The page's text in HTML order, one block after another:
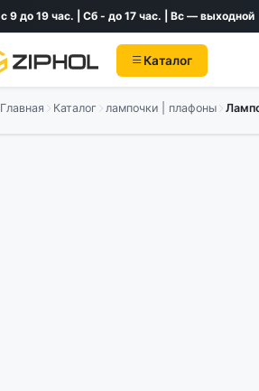
с 9 до 19 час. | Сб - до 17 час. | Вс — выходной
Каталог
Главная Каталог лампочки | плафоны